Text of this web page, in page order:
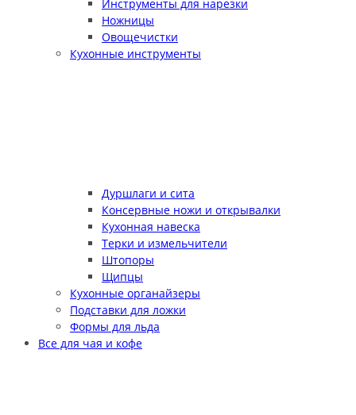
Инструменты для нарезки
Ножницы
Овощечистки
Кухонные инструменты
Дуршлаги и сита
Консервные ножи и открывалки
Кухонная навеска
Терки и измельчители
Штопоры
Щипцы
Кухонные органайзеры
Подставки для ложки
Формы для льда
Все для чая и кофе